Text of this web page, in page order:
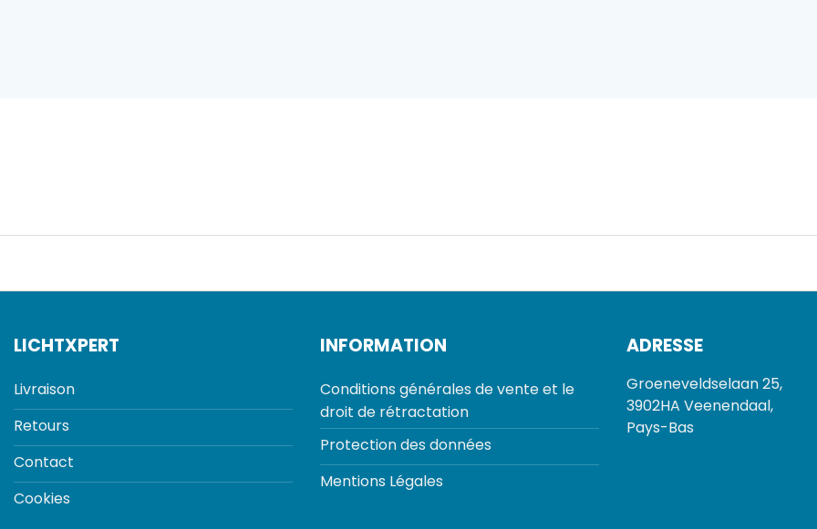
LICHTXPERT
Livraison
Retours
Contact
Cookies
INFORMATION
Conditions générales de vente et le
droit de rétractation
Protection des données
Mentions Légales
ADRESSE
Groeneveldselaan 25,
3902HA Veenendaal,
Pays-Bas